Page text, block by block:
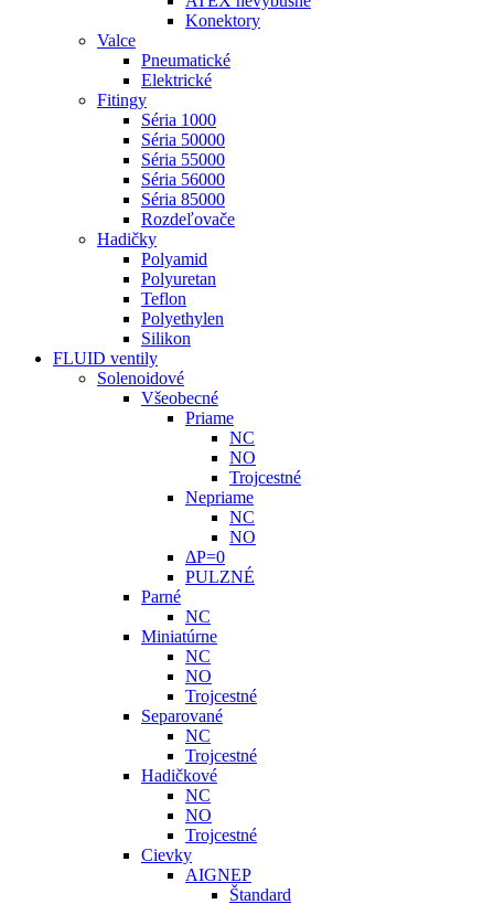
Konektory
Valce
Pneumatické
Elektrické
Fitingy
Séria 1000
Séria 50000
Séria 55000
Séria 56000
Séria 85000
Rozdeľovače
Hadičky
Polyamid
Polyuretan
Teflon
Polyethylen
Silikon
FLUID ventily
Solenoidové
Všeobecné
Priame
NC
NO
Trojcestné
Nepriame
NC
NO
ΔP=0
PULZNÉ
Parné
NC
Miniatúrne
NC
NO
Trojcestné
Separované
NC
Trojcestné
Hadičkové
NC
NO
Trojcestné
Cievky
AIGNEP
Štandard